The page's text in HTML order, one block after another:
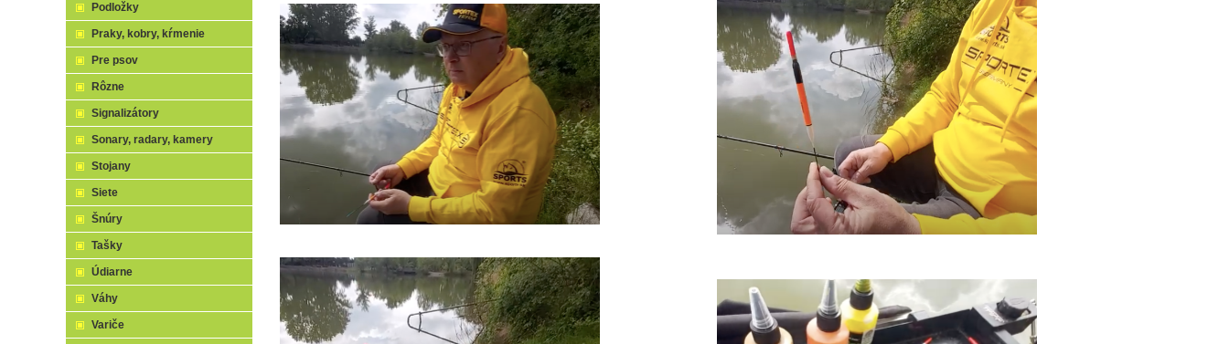
Podložky
Praky, kobry, kŕmenie
Pre psov
Rôzne
Signalizátory
Sonary, radary, kamery
Stojany
Siete
Šnúry
Tašky
Údiarne
Váhy
Variče